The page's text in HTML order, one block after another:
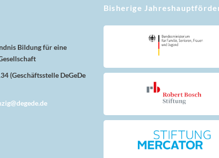
Bildung für eine
(Geschäftsstelle DeGeDe
Bisherige